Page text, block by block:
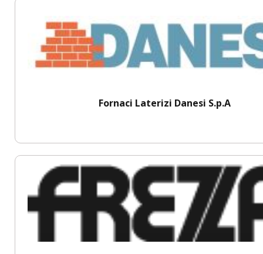
Fornaci Laterizi Danesi S.p.A